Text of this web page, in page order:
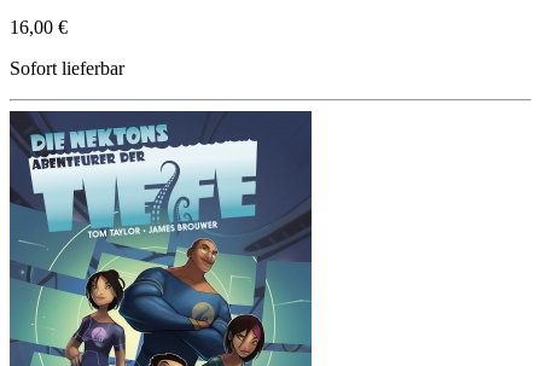
16,00 €
Sofort lieferbar